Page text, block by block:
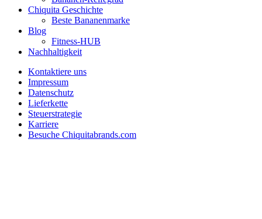
Chiquita Geschichte
Beste Bananenmarke
Blog
Fitness-HUB
Nachhaltigkeit
Kontaktiere uns
Impressum
Datenschutz
Lieferkette
Steuerstrategie
Karriere
Besuche Chiquitabrands.com